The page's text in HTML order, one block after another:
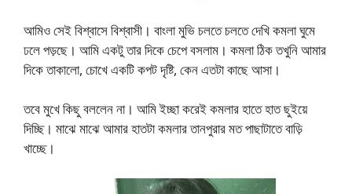
আমিও সেই বিশ্বাসে বিশ্বাসী। বাংলা মুভি চলতে চলতে দেখি কমলা ঘুমে
ঢলে পড়ছে। আমি একটু তার দিকে চেপে বসলাম। কমলা ঠিক তখুনি আমার
দিকে তাকালো, চোখে একটি কপট দৃষ্টি, কেন এতটা কাছে আসা।
তবে মুখে কিছু বললেন না। আমি ইচ্ছা করেই কমলার হাতে হাত ছুইয়ে
দিচ্ছি। মাঝে মাঝে আমার হাতটা কমলার তানপুরার মত পাছাটাতে বাড়ি
খাচ্ছে।